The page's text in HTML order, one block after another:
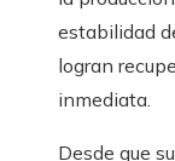
estabilidad
logran
inmediata.
Desde que